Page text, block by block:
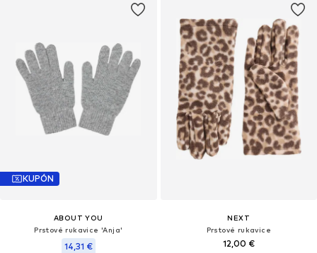
KUPÓN
ABOUT YOU
Prstové rukavice 'Anja'
14,31 €
NEXT
Prstové rukavice
12,00 €